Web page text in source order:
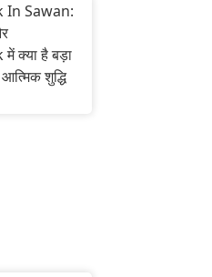
In Sawan:
क्या है बड़ा
शुद्धि